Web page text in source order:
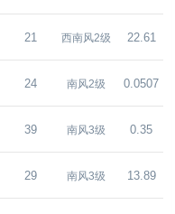
21 西南风2级 22.61
24 南风2级 0.0507
39 南风3级 0.35
29 南风3级 13.89